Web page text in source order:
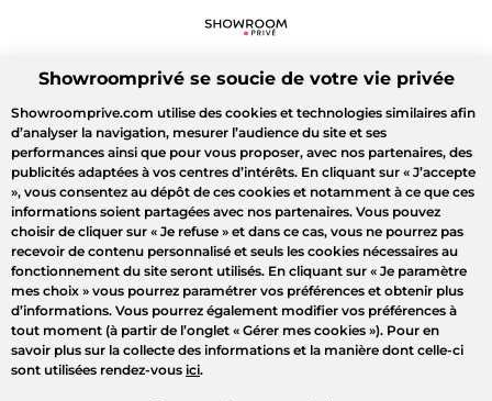
Showroomprivé se soucie de votre vie privée
Showroomprive.com utilise des cookies et technologies similaires afin
d’analyser la navigation, mesurer l’audience du site et ses
performances ainsi que pour vous proposer, avec nos partenaires, des
publicités adaptées à vos centres d’intérêts. En cliquant sur « J’accepte
», vous consentez au dépôt de ces cookies et notamment à ce que ces
informations soient partagées avec nos partenaires. Vous pouvez
choisir de cliquer sur « Je refuse » et dans ce cas, vous ne pourrez pas
recevoir de contenu personnalisé et seuls les cookies nécessaires au
fonctionnement du site seront utilisés. En cliquant sur « Je paramètre
mes choix » vous pourrez paramétrer vos préférences et obtenir plus
d’informations. Vous pourrez également modifier vos préférences à
tout moment (à partir de l’onglet « Gérer mes cookies »). Pour en
savoir plus sur la collecte des informations et la manière dont celle-ci
sont utilisées rendez-vous ici.